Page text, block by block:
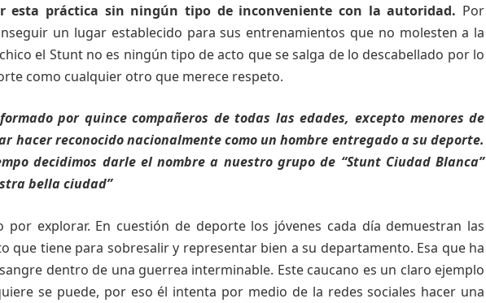
esta práctica sin ningún tipo de inconveniente con la autoridad. Por
un lugar establecido para sus entrenamientos que no molesten a la
el Stunt no es ningún tipo de acto que se salga de lo descabellado por lo
como cualquier otro que merece respeto.
por quince compañeros de todas las edades, excepto menores de
hacer reconocido nacionalmente como un hombre entregado a su deporte.
decidimos darle el nombre a nuestro grupo de “Stunt Ciudad Blanca”
bella ciudad”
por explorar. En cuestión de deporte los jóvenes cada día demuestran las
que tiene para sobresalir y representar bien a su departamento. Esa que ha
dentro de una guerrea interminable. Este caucano es un claro ejemplo
se puede, por eso él intenta por medio de la redes sociales hacer una